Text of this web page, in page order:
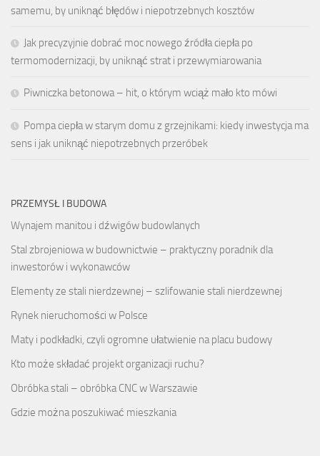
samemu, by uniknąć błędów i niepotrzebnych kosztów
Jak precyzyjnie dobrać moc nowego źródła ciepła po
termomodernizacji, by uniknąć strat i przewymiarowania
Piwniczka betonowa – hit, o którym wciąż mało kto mówi
Pompa ciepła w starym domu z grzejnikami: kiedy inwestycja ma
sens i jak uniknąć niepotrzebnych przeróbek
PRZEMYSŁ I BUDOWA
Wynajem manitou i dźwigów budowlanych
Stal zbrojeniowa w budownictwie – praktyczny poradnik dla
inwestorów i wykonawców
Elementy ze stali nierdzewnej – szlifowanie stali nierdzewnej
Rynek nieruchomości w Polsce
Maty i podkładki, czyli ogromne ułatwienie na placu budowy
Kto może składać projekt organizacji ruchu?
Obróbka stali – obróbka CNC w Warszawie
Gdzie można poszukiwać mieszkania